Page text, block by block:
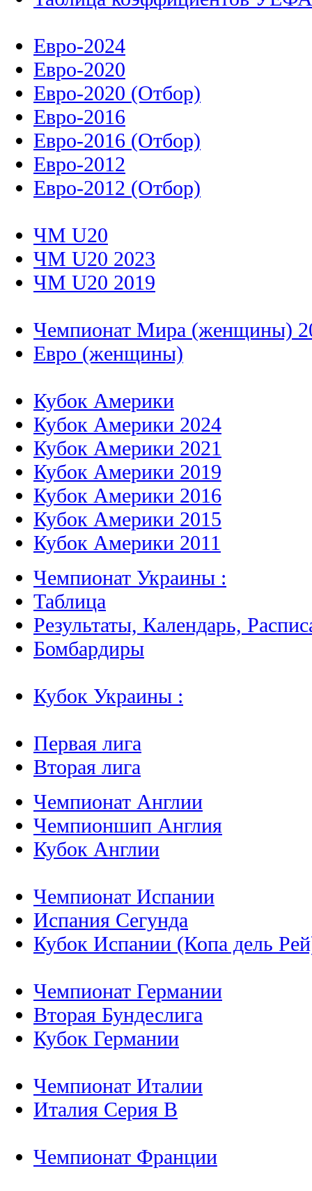
Евро-2024
Евро-2020
Евро-2020 (Отбор)
Евро-2016
Евро-2016 (Отбор)
Евро-2012
Евро-2012 (Отбор)
ЧМ U20
ЧМ U20 2023
ЧМ U20 2019
Чемпионат Мира (женщины)
Евро (женщины)
Кубок Америки
Кубок Америки 2024
Кубок Америки 2021
Кубок Америки 2019
Кубок Америки 2016
Кубок Америки 2015
Кубок Америки 2011
Чемпионат Украины :
Таблица
Результаты, Календарь,
Бомбардиры
Кубок Украины :
Первая лига
Вторая лига
Чемпионат Англии
Чемпионшип Англия
Кубок Англии
Чемпионат Испании
Испания Сегунда
Кубок Испании (Копа дель
Чемпионат Германии
Вторая Бундеслига
Кубок Германии
Чемпионат Италии
Италия Серия B
Чемпионат Франции